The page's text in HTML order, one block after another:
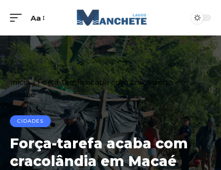
Aa
Início»Força-tarefa acaba com cracolândia em
Macaé
CIDADES
Força-tarefa acaba com
cracolândia em Macaé